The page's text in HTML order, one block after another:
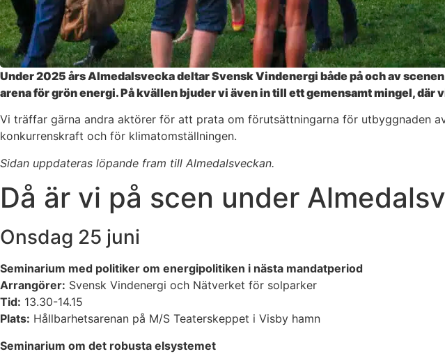
Under 2025 års Almedalsvecka deltar Svensk Vindenergi både på och av
arena för grön energi. På kvällen bjuder vi även in till ett gemensamt mingel,
Vi träffar gärna andra aktörer för att prata om förutsättningarna för utbyggnaden
konkurrenskraft och för klimatomställningen.
Sidan uppdateras löpande fram till Almedalsveckan.
Då är vi på scen under
Onsdag 25 juni
Seminarium med politiker om energipolitiken i nästa mandatperiod
Arrangörer: Svensk Vindenergi och Nätverket för solparker
Tid: 13.30-14.15
Plats: Hållbarhetsarenan på M/S Teaterskeppet i Visby hamn
Seminarium om det robusta elsystemet